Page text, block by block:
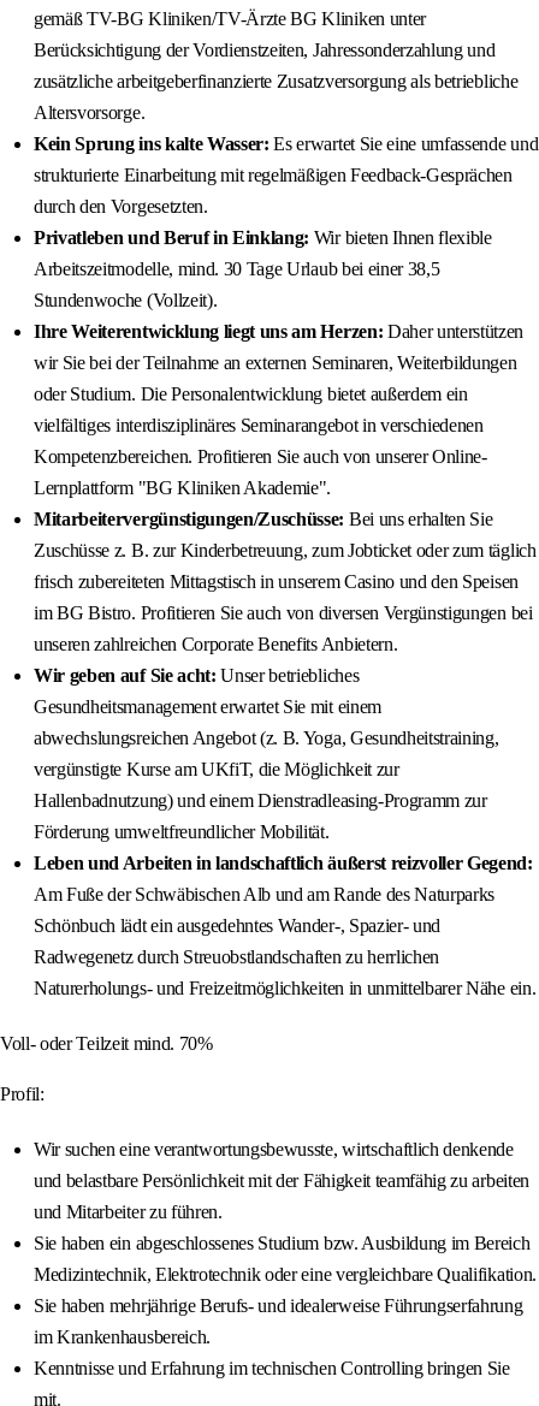
gemäß TV-BG Kliniken/TV-Ärzte BG Kliniken unter
Berücksichtigung der Vordienstzeiten, Jahressonderzahlung und
zusätzliche arbeitgeberfinanzierte Zusatzversorgung als betriebliche
Altersvorsorge.
Kein Sprung ins kalte Wasser: Es erwartet Sie eine umfassende und
strukturierte Einarbeitung mit regelmäßigen Feedback-Gesprächen
durch den Vorgesetzten.
Privatleben und Beruf in Einklang: Wir bieten Ihnen flexible
Arbeitszeitmodelle, mind. 30 Tage Urlaub bei einer 38,5
Stundenwoche (Vollzeit).
Ihre Weiterentwicklung liegt uns am Herzen: Daher unterstützen
wir Sie bei der Teilnahme an externen Seminaren, Weiterbildungen
oder Studium. Die Personalentwicklung bietet außerdem ein
vielfältiges interdisziplinäres Seminarangebot in verschiedenen
Kompetenzbereichen. Profitieren Sie auch von unserer Online-
Lernplattform "BG Kliniken Akademie".
Mitarbeitervergünstigungen/Zuschüsse: Bei uns erhalten Sie
Zuschüsse z. B. zur Kinderbetreuung, zum Jobticket oder zum täglich
frisch zubereiteten Mittagstisch in unserem Casino und den Speisen
im BG Bistro. Profitieren Sie auch von diversen Vergünstigungen bei
unseren zahlreichen Corporate Benefits Anbietern.
Wir geben auf Sie acht: Unser betriebliches
Gesundheitsmanagement erwartet Sie mit einem
abwechslungsreichen Angebot (z. B. Yoga, Gesundheitstraining,
vergünstigte Kurse am UKfiT, die Möglichkeit zur
Hallenbadnutzung) und einem Dienstradleasing-Programm zur
Förderung umweltfreundlicher Mobilität.
Leben und Arbeiten in landschaftlich äußerst reizvoller Gegend:
Am Fuße der Schwäbischen Alb und am Rande des Naturparks
Schönbuch lädt ein ausgedehntes Wander-, Spazier- und
Radwegenetz durch Streuobstlandschaften zu herrlichen
Naturerholungs- und Freizeitmöglichkeiten in unmittelbarer Nähe ein.
Voll- oder Teilzeit mind. 70%
Profil:
Wir suchen eine verantwortungsbewusste, wirtschaftlich denkende
und belastbare Persönlichkeit mit der Fähigkeit teamfähig zu arbeiten
und Mitarbeiter zu führen.
Sie haben ein abgeschlossenes Studium bzw. Ausbildung im Bereich
Medizintechnik, Elektrotechnik oder eine vergleichbare Qualifikation.
Sie haben mehrjährige Berufs- und idealerweise Führungserfahrung
im Krankenhausbereich.
Kenntnisse und Erfahrung im technischen Controlling bringen Sie
mit.